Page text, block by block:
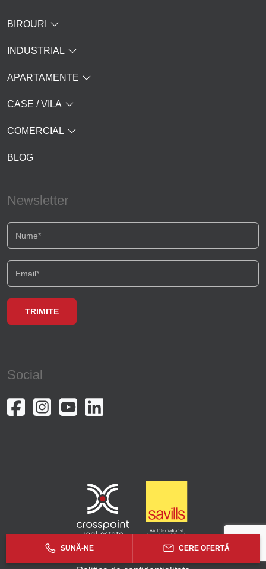
SUNĂ-NE CERE OFERTĂ
BIROURI
INDUSTRIAL
APARTAMENTE
CASE / VILA
COMERCIAL
BLOG
Newsletter
Social